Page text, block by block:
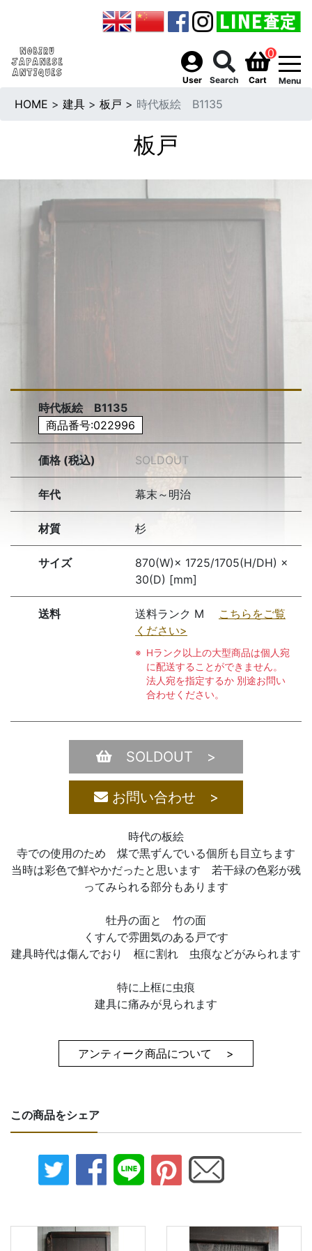
User Search
0
Cart Menu
HOME > 建具 > 板戸 > 時代板絵 B1135
板戸
時代板絵 B1135
商品番号:022996
価格 (税込) SOLDOUT
年代 幕末～明治
材質 杉
サイズ
870(W)× 1725/1705(H/DH) ×
30(D) [mm]
送料 送料ランク M こちらをご覧
ください>
Hランク以上の大型商品は個人宛
に配送することができません。
法人宛を指定するか 別途お問い
合わせください。
SOLDOUT >
お問い合わせ >
時代の板絵
寺での使用のため 煤で黒ずんでいる個所も目立ちます
当時は彩色で鮮やかだったと思います 若干緑の色彩が残
ってみられる部分もあります
牡丹の面と 竹の面
くすんで雰囲気のある戸です
建具時代は傷んでおり 框に割れ 虫痕などがみられます
特に上框に虫痕
建具に痛みが見られます
アンティーク商品について >
この商品をシェア